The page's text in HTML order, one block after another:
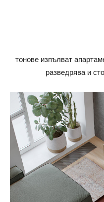
тонове изпълват
разведрява и